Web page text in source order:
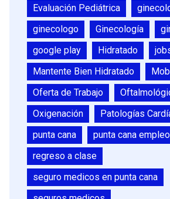
Evaluación Pediátrica
ginecologo
Ginecología
google play
Hidratado
Mantente Bien Hidratado
Oferta de Trabajo
Oxigenación
Patologías
punta cana
punta cana empleo
regreso a clase
seguro medicos en punta cana